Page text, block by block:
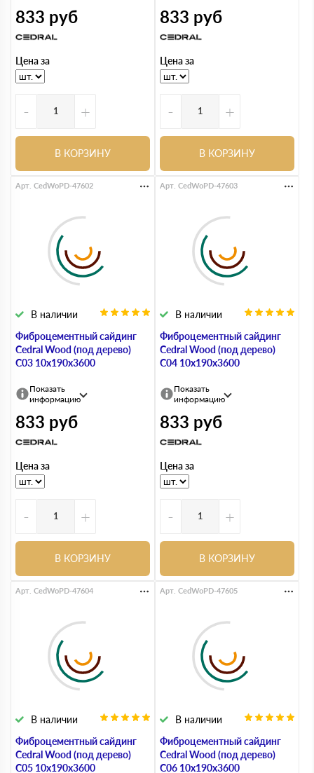
833 руб
Цена за
- +
В КОРЗИНУ
833 руб
Цена за
- +
В КОРЗИНУ
Фиброцементный сайдинг
Cedral Wood (под дерево)
С03 10х190х3600
В наличии
Арт. CedWoPD-47602
Показать
информацию
833 руб
Цена за
- +
В КОРЗИНУ
Фиброцементный сайдинг
Cedral Wood (под дерево)
С04 10х190х3600
В наличии
Арт. CedWoPD-47603
Показать
информацию
833 руб
Цена за
- +
В КОРЗИНУ
Фиброцементный сайдинг
Cedral Wood (под дерево)
С05 10х190х3600
В наличии
Арт. CedWoPD-47604
Фиброцементный сайдинг
Cedral Wood (под дерево)
С06 10х190х3600
В наличии
Арт. CedWoPD-47605